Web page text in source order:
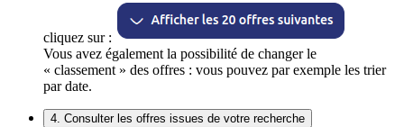
cliquez sur :
Vous avez également la possibilité de changer le
« classement » des offres : vous pouvez par exemple les trier
par date.
4. Consulter les offres issues de votre recherche